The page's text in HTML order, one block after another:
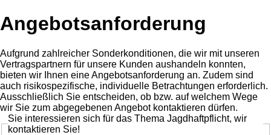
Angebotsanforderung
Aufgrund zahlreicher Sonderkonditionen, die wir mit unseren
Vertragspartnern für unsere Kunden aushandeln konnten,
bieten wir Ihnen eine Angebotsanforderung an. Zudem sind
auch risikospezifische, individuelle Betrachtungen erforderlich.
Ausschließlich Sie entscheiden, ob bzw. auf welchem Wege
wir Sie zum abgegebenen Angebot kontaktieren dürfen.
Sie interessieren sich für das Thema Jagdhaftpflicht, wir
kontaktieren Sie!